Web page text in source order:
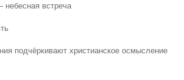
встреча
подчёркивают христианское осмысление